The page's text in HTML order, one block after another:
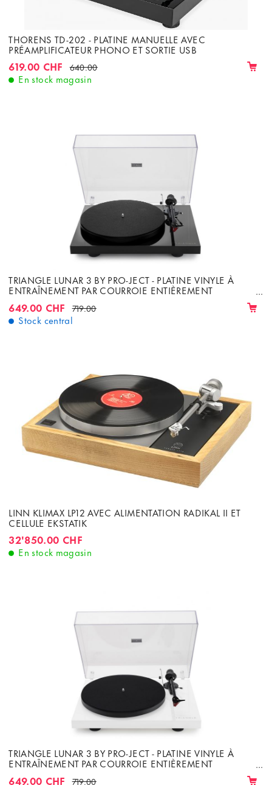
THORENS TD-202 - PLATINE MANUELLE AVEC
PRÉAMPLIFICATEUR PHONO ET SORTIE USB
619.00 CHF 640.00
En stock magasin
TRIANGLE LUNAR 3 BY PRO-JECT - PLATINE VINYLE À
ENTRAÎNEMENT PAR COURROIE ENTIÈREMENT
PRÉAMPLIFICATEUR PHONO
649.00 CHF 719.00
Stock central
LINN KLIMAX LP12 AVEC ALIMENTATION RADIKAL II ET
CELLULE EKSTATIK
32'850.00 CHF
En stock magasin
TRIANGLE LUNAR 3 BY PRO-JECT - PLATINE VINYLE À
ENTRAÎNEMENT PAR COURROIE ENTIÈREMENT
649.00 CHF 719.00